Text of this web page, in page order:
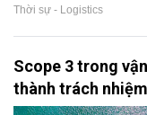
Thời sự - Logistics
Scope 3 trong
thành trách